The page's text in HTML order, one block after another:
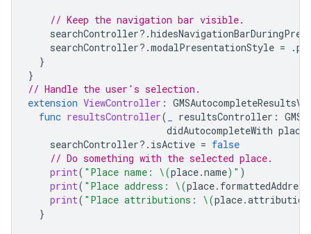
// Keep the navigation bar visible.
searchController?.
searchController?.modalPresentationStyle = .
}
}
// Handle the user's selection.
extension ViewController :
func resultsController( resultsController :
didAutocompleteWith place
searchController?. isActive = false
// Do something with the selected place.
print( "Place name: \(place.name) " )
print( "Place address: \(place. formattedAddress
print( "Place attributions: \(place.
}